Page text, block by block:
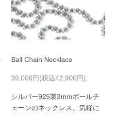
Ball Chain Necklace
39,000円(税込42,900円)
シルバー925製3mmボールチ
ェーンのネックレス。気軽に